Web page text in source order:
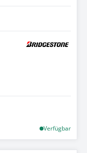
Verfügbar